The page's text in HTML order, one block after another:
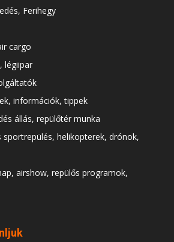
Ferihegy
cargo
légiipar
információk, tippek
állás, repülőtér munka
sportrepülés, helikopterek, drónok,
airshow, repülős programok,